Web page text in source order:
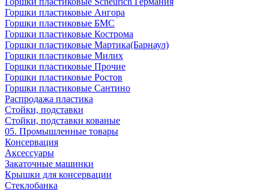
Горшки пластиковые Ангора
Горшки пластиковые БМС
Горшки пластиковые Кострома
Горшки пластиковые Мартика(Барнаул)
Горшки пластиковые Милих
Горшки пластиковые Прочие
Горшки пластиковые Ростов
Горшки пластиковые Сантино
Распродажа пластика
Стойки, подставки
Стойки, подставки кованые
05. Промышленные товары
Консервация
Аксессуары
Закаточные машинки
Крышки для консервации
Стеклобанка